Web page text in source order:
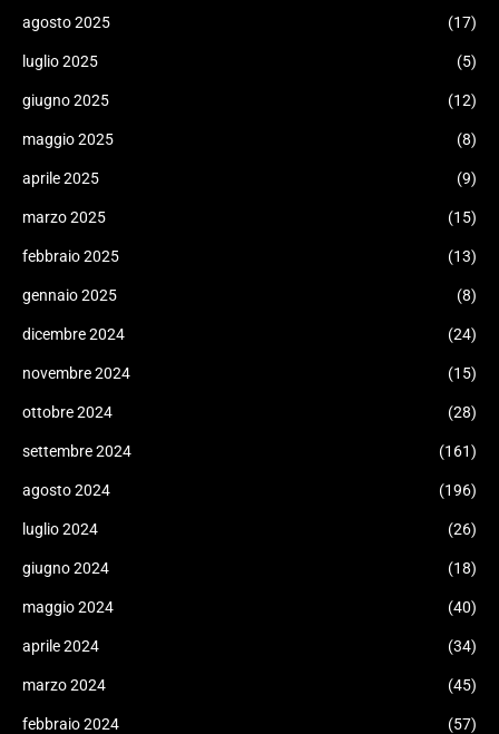
agosto 2025 (17)
luglio 2025 (5)
giugno 2025 (12)
maggio 2025 (8)
aprile 2025 (9)
marzo 2025 (15)
febbraio 2025 (13)
gennaio 2025 (8)
dicembre 2024 (24)
novembre 2024 (15)
ottobre 2024 (28)
settembre 2024 (161)
agosto 2024 (196)
luglio 2024 (26)
giugno 2024 (18)
maggio 2024 (40)
aprile 2024 (34)
marzo 2024 (45)
febbraio 2024 (57)